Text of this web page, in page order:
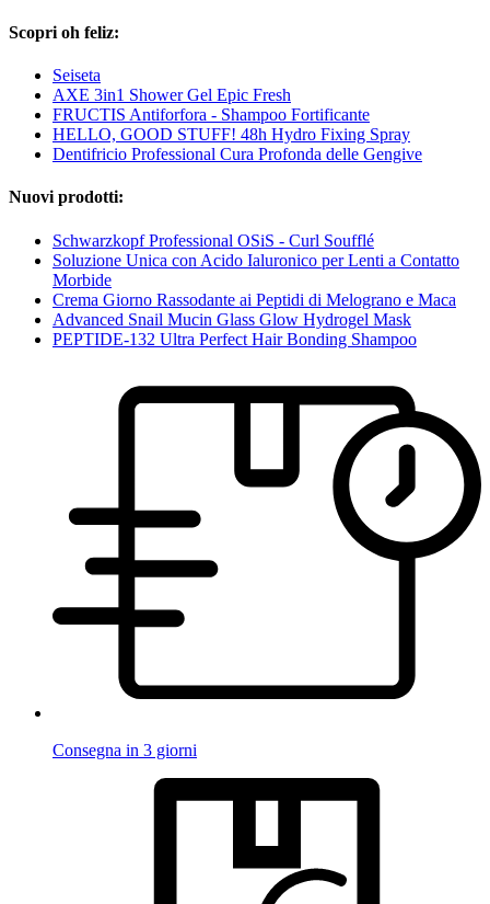
Scopri oh feliz:
Seiseta
AXE 3in1 Shower Gel Epic Fresh
FRUCTIS Antiforfora - Shampoo Fortificante
HELLO, GOOD STUFF! 48h Hydro Fixing Spray
Dentifricio Professional Cura Profonda delle Gengive
Nuovi prodotti:
Schwarzkopf Professional OSiS - Curl Soufflé
Soluzione Unica con Acido Ialuronico per Lenti a Contatto
Morbide
Crema Giorno Rassodante ai Peptidi di Melograno e Maca
Advanced Snail Mucin Glass Glow Hydrogel Mask
PEPTIDE-132 Ultra Perfect Hair Bonding Shampoo
Consegna in 3 giorni